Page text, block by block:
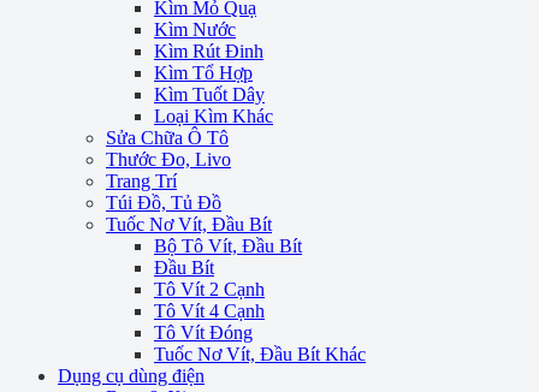
Kìm Mỏ Quạ
Kìm Nước
Kìm Rút Đinh
Kìm Tổ Hợp
Kìm Tuốt Dây
Loại Kìm Khác
Sửa Chữa Ô Tô
Thước Đo, Livo
Trang Trí
Túi Đồ, Tủ Đồ
Tuốc Nơ Vít, Đầu Bít
Bộ Tô Vít, Đầu Bít
Đầu Bít
Tô Vít 2 Cạnh
Tô Vít 4 Cạnh
Tô Vít Đóng
Tuốc Nơ Vít, Đầu Bít Khác
Dụng cụ dùng điện